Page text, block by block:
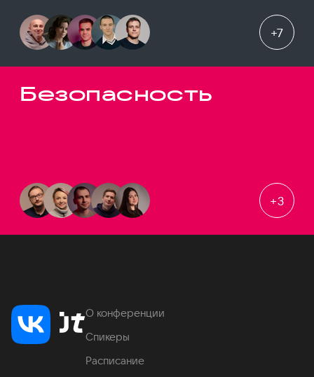
+7
Безопасность
+3
О конференции
Спикеры
Расписание